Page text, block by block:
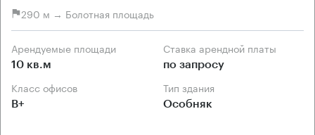
290 м → Болотная площадь
Арендуемые площади
10 кв.м
Ставка арендной платы
по запросу
Класс офисов
B+
Тип здания
Особняк